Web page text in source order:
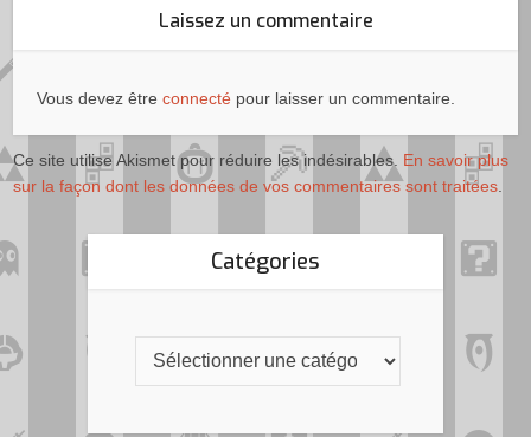
Laissez un commentaire
Vous devez êtreconnecté pour laisser un commentaire.
Ce site utilise Akismet pour réduire les indésirables. En savoir plus
sur la façon dont les données de vos commentaires sont traitées
Catégories